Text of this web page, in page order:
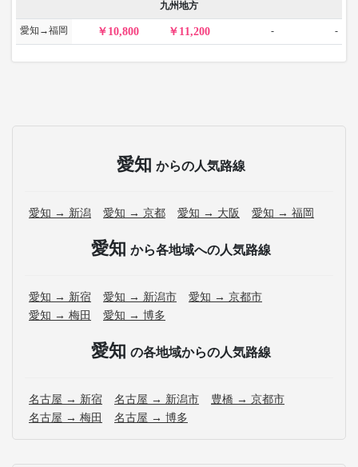
九州地方
愛知→福岡 10,800 11,200 - -
愛知 からの人気路線
愛知 → 新潟 愛知 → 京都 愛知 → 大阪 愛知 → 福岡
愛知 から各地域への人気路線
愛知 → 新宿 愛知 → 新潟市
愛知 → 京都市
愛知 → 梅田
愛知 → 博多
愛知 の各地域からの人気路線
名古屋 → 新宿 名古屋 → 新潟市
豊橋 → 京都市
名古屋 → 梅田
名古屋 → 博多